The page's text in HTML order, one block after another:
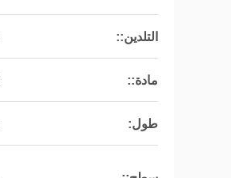
التلدين::
مادة::
طول: